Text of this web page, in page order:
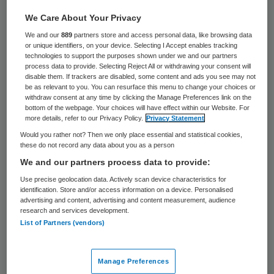
De Ethiopiër Tedros Adhanom Ghebreyesus
(52) is in Genève gekozen tot de nieuwe
algemeen directeur van de
Wereldgezondheidsorganisatie (WHO). Dat
hebben diplomaten die dinsdag bij de
stemming waren bevestigd.
De voormalig minister
van Gezondheidszorg en van Buitenlandse
Zaken van het Oost-Afrikaanse land kreeg
de voorkeur boven de Britse arts David
Nabarro en de Pakistaanse cardiologe Sania
Nishtar. Hij volgt Margaret Chan op, die die
de WHO sinds 2006 leidde.
We Care About Your Privacy
We and our889 partners store and access personal data, like browsing data
or unique identifiers, on your device. Selecting I Accept enables tracking
technologies to support the purposes shown under we and our partners
process data to provide. Selecting Reject All or withdrawing your consent will
disable them. If trackers are disabled, some content and ads you see may not
be as relevant to you. You can resurface this menu to change your choices or
withdraw consent at any time by clicking the Manage Preferences link on the
bottom of the webpage. Your choices will have effect within our Website. For
more details, refer to our Privacy Policy.
Privacy Statement
Would you rather not? Then we only place essential and statistical cookies,
these do not record any data about you as a person
We and our partners process data to provide:
Use precise geolocation data. Actively scan device characteristics for
identification. Store and/or access information on a device. Personalised
advertising and content, advertising and content measurement, audience
research and services development.
List of Partners (vendors)
Manage Preferences